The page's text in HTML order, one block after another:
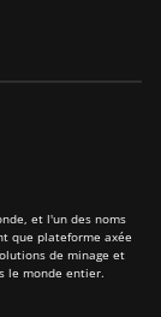
et l'un des noms
que plateforme axée
de minage et
le monde entier.